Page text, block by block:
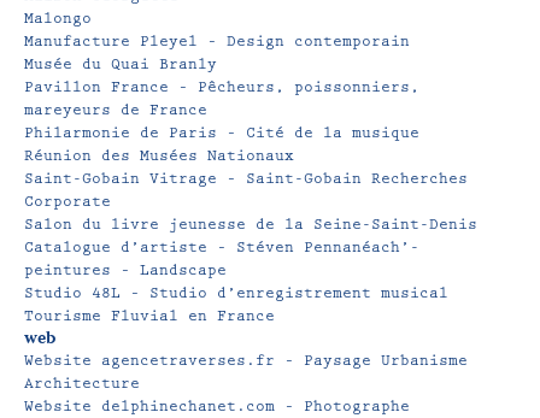
Malongo
Manufacture Pleyel – Design contemporain
Musée du Quai Branly
Pavillon France – Pêcheurs, poissonniers,
mareyeurs de France
Philarmonie de Paris – Cité de la musique
Réunion des Musées Nationaux
Saint-Gobain Vitrage – Saint-Gobain Recherches
Corporate
Salon du livre jeunesse de la Seine-Saint-Denis
Catalogue d’artiste – Stéven Pennanéach’-
peintures – Landscape
Studio 48L – Studio d’enregistrement musical
Tourisme Fluvial en France
web
Website agencetraverses.fr – Paysage Urbanisme
Architecture
Website delphinechanet.com – Photographe